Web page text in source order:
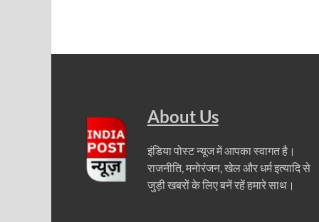
About Us
इंडिया पोस्ट न्यूज में आपका स्वागत है।
राजनीति, मनोरंजन, खेल और धर्म इत्यादि से
जुड़ी खबरों के लिए बनें रहें हमारे साथ।